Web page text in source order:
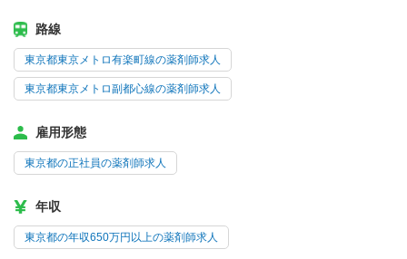
路線
東京都東京メトロ有楽町線の薬剤師求人
東京都東京メトロ副都心線の薬剤師求人
雇用形態
東京都の正社員の薬剤師求人
年収
東京都の年収650万円以上の薬剤師求人